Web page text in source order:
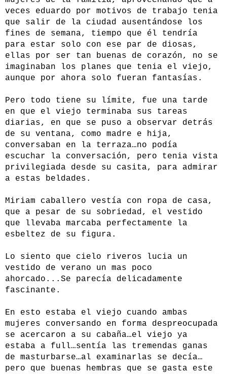
veces eduardo por motivos de trabajo tenia
que salir de la ciudad ausentándose los
fines de semana, tiempo que él tendría
para estar solo con ese par de diosas,
ellas por ser tan buenas de corazón, no se
imaginaban los planes que tenia el viejo,
aunque por ahora solo fueran fantasías.
Pero todo tiene su límite, fue una tarde
en que el viejo terminaba sus tareas
diarias, en que se puso a observar detrás
de su ventana, como madre e hija,
conversaban en la terraza…no podía
escuchar la conversación, pero tenia vista
privilegiada desde su casita, para admirar
a estas beldades.
Miriam caballero vestía con ropa de casa,
que a pesar de su sobriedad, el vestido
que llevaba marcaba perfectamente la
esbeltez de su figura.
Lo siento que cielo riveros lucia un
vestido de verano un mas poco
ahorcado...Se parecía delicadamente
fascinante.
En esto estaba el viejo cuando ambas
mujeres conversando en forma despreocupada
se acercaron a su cabaña…el viejo ya
estaba a full…sentía las tremendas ganas
de masturbarse…al examinarlas se decía…
pero que buenas hembras que se gasta este